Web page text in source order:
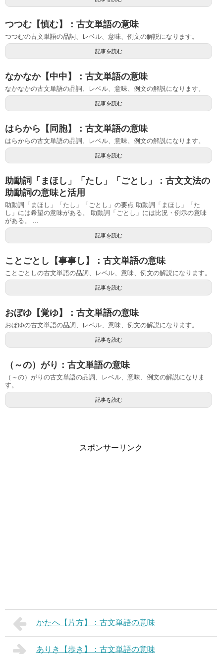
つつむ【慎む】：古文単語の意味
つつむの古文単語の品詞、レベル、意味、例文の解説になります。
記事を読む
なかなか【中中】：古文単語の意味
なかなかの古文単語の品詞、レベル、意味、例文の解説になります。
記事を読む
はらから【同胞】：古文単語の意味
はらからの古文単語の品詞、レベル、意味、例文の解説になります。
記事を読む
助動詞「まほし」「たし」「ごとし」：古文文法の
助動詞の意味と活用
助動詞「まほし」「たし」「ごとし」の要点 助動詞「まほし」「た
し」には希望の意味がある。 助動詞「ごとし」には比況・例示の意味
がある。 ...
記事を読む
ことごとし【事事し】：古文単語の意味
ことごとしの古文単語の品詞、レベル、意味、例文の解説になります。
記事を読む
おぼゆ【覚ゆ】：古文単語の意味
おぼゆの古文単語の品詞、レベル、意味、例文の解説になります。
記事を読む
（～の）がり：古文単語の意味
（～の）がりの古文単語の品詞、レベル、意味、例文の解説になりま
す。
記事を読む
スポンサーリンク
かたへ【片方】：古文単語の意味
ありき【歩き】：古文単語の意味